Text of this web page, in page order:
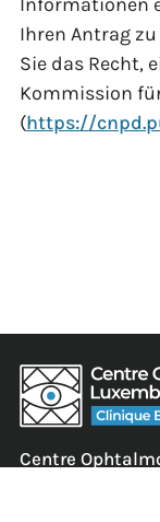
Ihren Antrag
Sie das Recht,
Kommission
(https://
Centre